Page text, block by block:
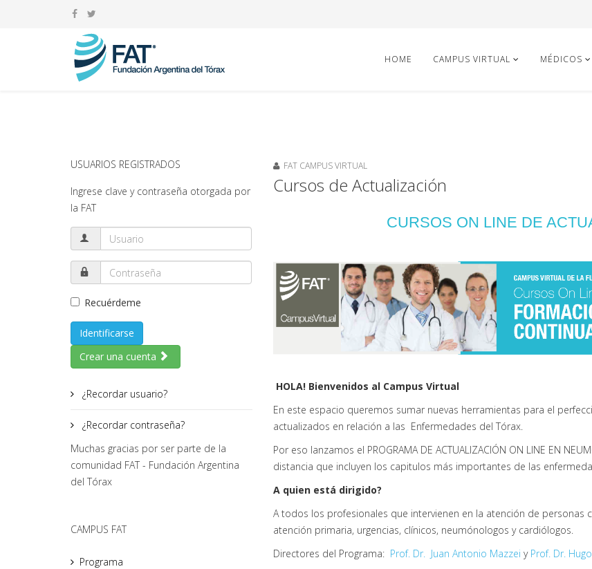
HOME CAMPUS VIRTUAL MÉDICOS
USUARIOS REGISTRADOS
Ingrese clave y contraseña otorgada por
la FAT
Recuérdeme
Identificarse
Crear una cuenta
¿Recordar usuario?
¿Recordar contraseña?
Muchas gracias por ser parte de la
comunidad FAT - Fundación Argentina
del Tórax
CAMPUS FAT
Programa
FAT CAMPUS VIRTUAL
Cursos de Actualización
CURSOS ON LINE DE
HOLA! Bienvenidos al Campus Virtual
En este espacio queremos sumar nuevas herramientas para el
actualizados en relación a las Enfermedades del Tórax.
Por eso lanzamos el PROGRAMA DE ACTUALIZACIÓN ON LINE EN
distancia que incluyen los capitulos más importantes de las
A quien está dirigido?
A todos los profesionales que intervienen en la atención de
atención primaria, urgencias, clínicos, neumónologos y cardiólogos.
Directores del Programa: Prof. Dr. Juan Antonio Mazzei y Prof. Dr.